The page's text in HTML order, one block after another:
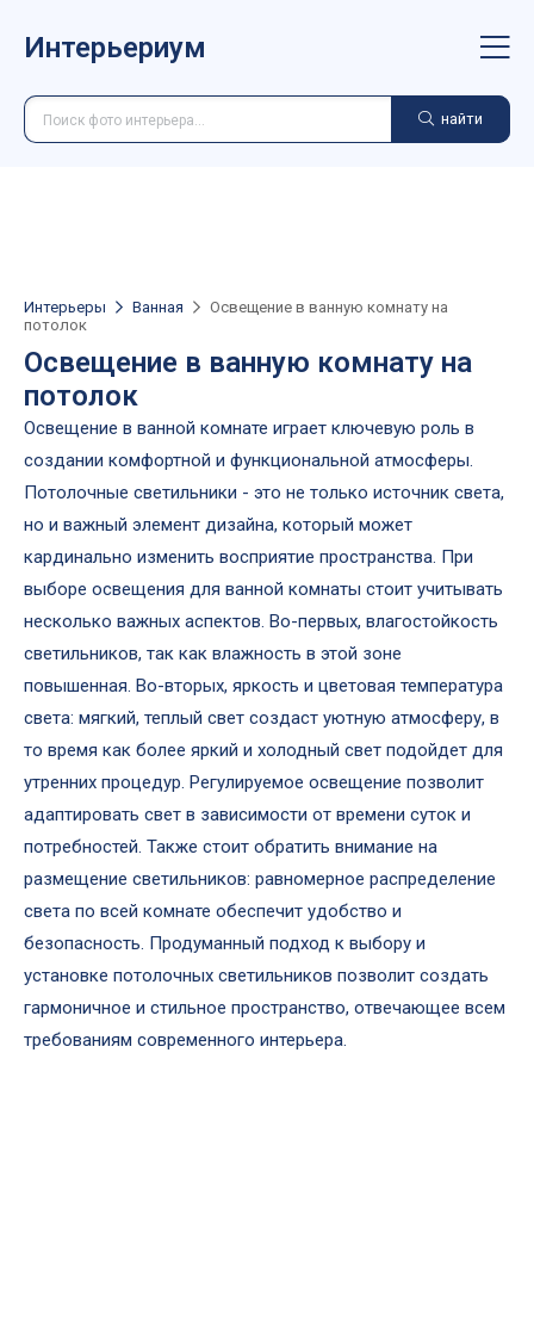
Интерьериум
найти
Интерьеры Ванная
Освещение в ванную комнату на
потолок
Освещение в ванную комнату на
потолок
Освещение в ванной комнате играет ключевую роль в
создании комфортной и функциональной атмосферы.
Потолочные светильники - это не только источник света,
но и важный элемент дизайна, который может
кардинально изменить восприятие пространства. При
выборе освещения для ванной комнаты стоит учитывать
несколько важных аспектов. Во-первых, влагостойкость
светильников, так как влажность в этой зоне
повышенная. Во-вторых, яркость и цветовая температура
света: мягкий, теплый свет создаст уютную атмосферу, в
то время как более яркий и холодный свет подойдет для
утренних процедур. Регулируемое освещение позволит
адаптировать свет в зависимости от времени суток и
потребностей. Также стоит обратить внимание на
размещение светильников: равномерное распределение
света по всей комнате обеспечит удобство и
безопасность. Продуманный подход к выбору и
установке потолочных светильников позволит создать
гармоничное и стильное пространство, отвечающее всем
требованиям современного интерьера.